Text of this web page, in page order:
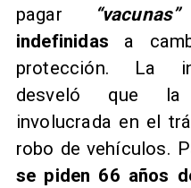
pagar
“vacunas”
indefinidas a
protección. La
desveló que la
involucrada en el
robo de vehículos.
se piden 66 años